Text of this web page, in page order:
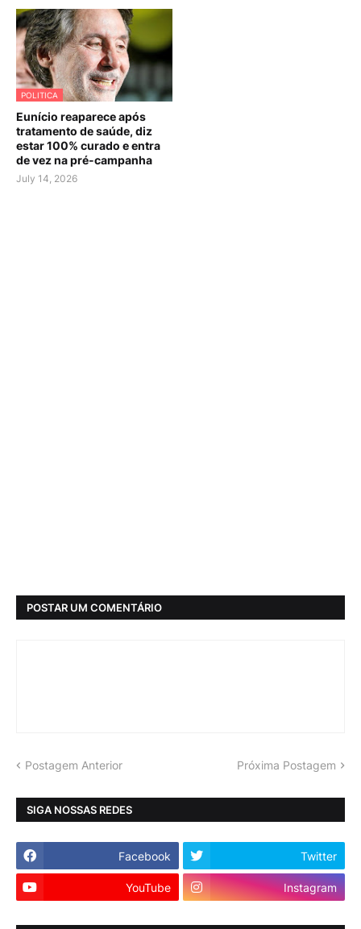
POLITICA
Eunício reaparece após
tratamento de saúde, diz
estar 100% curado e entra
de vez na pré-campanha
July 14, 2026
POSTAR UM COMENTÁRIO
Postagem Anterior Próxima Postagem
SIGA NOSSAS REDES
Facebook Twitter
YouTube Instagram